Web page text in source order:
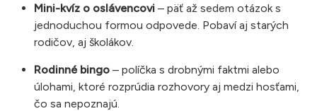
Mini-kvíz o oslávencovi – päť až sedem otázok s
jednoduchou formou odpovede. Pobaví aj starých
rodičov, aj školákov.
Rodinné bingo – políčka s drobnými faktmi alebo
úlohami, ktoré rozprúdia rozhovory aj medzi hosťami,
čo sa nepoznajú.